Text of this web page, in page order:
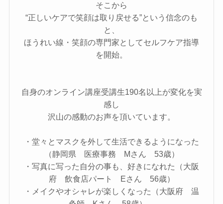
そこから
“正しいケアで笑顔は取り戻せる”という信念のも
と、
ほうれい線・笑顔の専門家としてセルフケア指導
を開始。
自身のオンライン講座受講生190名以上が変化を実
感し
沢山の感動のお声を頂いています。
・堂々とマスクを外して生活できるようになった
（静岡県 医療事務 Mさん 53歳）
・写真に写った自分の事も、好きになれた（大阪
府 飲食店パート Eさん 56歳）
・メイクやオシャレが楽しくなった（大阪府 温